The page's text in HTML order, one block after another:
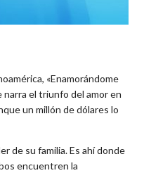
«Enamorándome
narra el triunfo del amor en
un millón de dólares lo
de su familia. Es ahí donde
encuentren la